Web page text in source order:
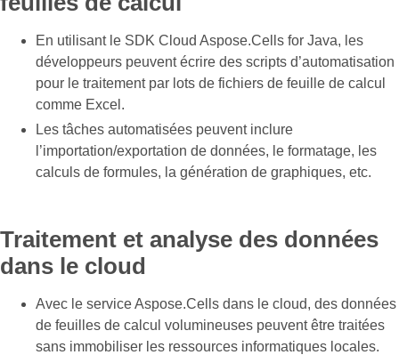
En utilisant le SDK Cloud Aspose.Cells for Java, les
développeurs peuvent écrire des scripts d’automatisation
pour le traitement par lots de fichiers de feuille de calcul
comme Excel.
Les tâches automatisées peuvent inclure
l’importation/exportation de données, le formatage, les
calculs de formules, la génération de graphiques, etc.
Traitement et analyse des données
dans le cloud
Avec le service Aspose.Cells dans le cloud, des données
de feuilles de calcul volumineuses peuvent être traitées
sans immobiliser les ressources informatiques locales.